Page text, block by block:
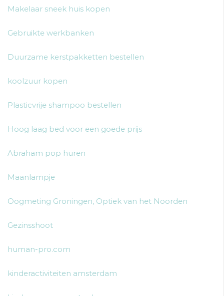
Makelaar sneek huis kopen
Gebruikte werkbanken
Duurzame kerstpakketten bestellen
koolzuur kopen
Plasticvrije shampoo bestellen
Hoog laag bed voor een goede prijs
Abraham pop huren
Maanlampje
Oogmeting Groningen, Optiek van het Noorden
Gezinsshoot
human-pro.com
kinderactiviteiten amsterdam